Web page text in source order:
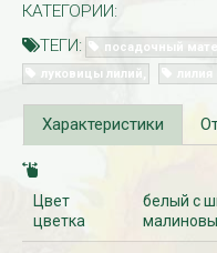
контейнере p9
340
КАТЕГОРИИ:
ТЕГИ:
посадочный
луковицы лилий
Характеристики
Цвет
цветка
белый с